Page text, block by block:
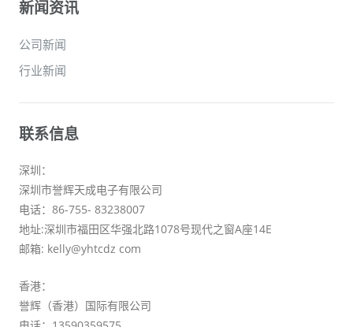
新闻资讯
公司新闻
行业新闻
联系信息
深圳：
深圳市誉辉天成电子有限公司
电话：86-755- 83238007
地址:深圳市福田区华强北路1078号现代之窗A座14E
邮箱: kelly@yhtcdz com
香港：
誉辉（香港）国际有限公司